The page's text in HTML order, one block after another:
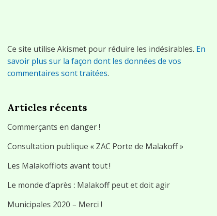
Ce site utilise Akismet pour réduire les indésirables. En
savoir plus sur la façon dont les données de vos
commentaires sont traitées.
Articles récents
Commerçants en danger !
Consultation publique « ZAC Porte de Malakoff »
Les Malakoffiots avant tout !
Le monde d’après : Malakoff peut et doit agir
Municipales 2020 – Merci !